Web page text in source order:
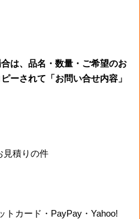
は、品名・数量・ご希望のお
ーされて「お問い合せ内容」
見積りの件
トカード・PayPay・Yahoo!